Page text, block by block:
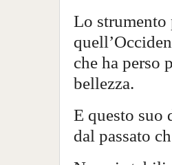
Lo
che ha perso
bellezza.
E questo suo
dal passato